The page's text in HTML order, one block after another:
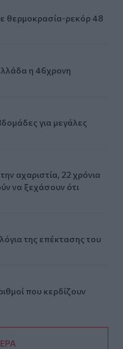
θερμοκρασία-ρεκόρ 48
η 46χρονη
για μεγάλες
αχαριστία, 22 χρόνια
να ξεχάσουν ότι
της επέκτασης του
που κερδίζουν